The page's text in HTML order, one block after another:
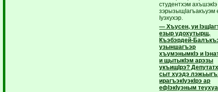
студентхэм ахъшэкIэ
зэрызыщIагъакъуэм
Iуэхухэр.
— Хъусен, уи
езыр удохутырщ.
Къэбэрдей-
узыншагъэр
хъумэнымкIэ и
и щытыкIэм арэзы
укъищIрэ?
сыт хуэдэ
ирагъэкIуэкIрэ ар
ефIэкIуэным